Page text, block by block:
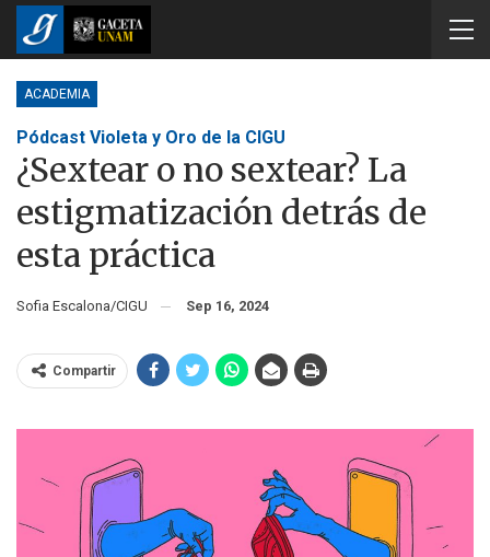
ACADEMIA
Pódcast Violeta y Oro de la CIGU
¿Sextear o no sextear? La
estigmatización detrás de
esta práctica
Sofia Escalona/CIGU Sep 16, 2024
Compartir